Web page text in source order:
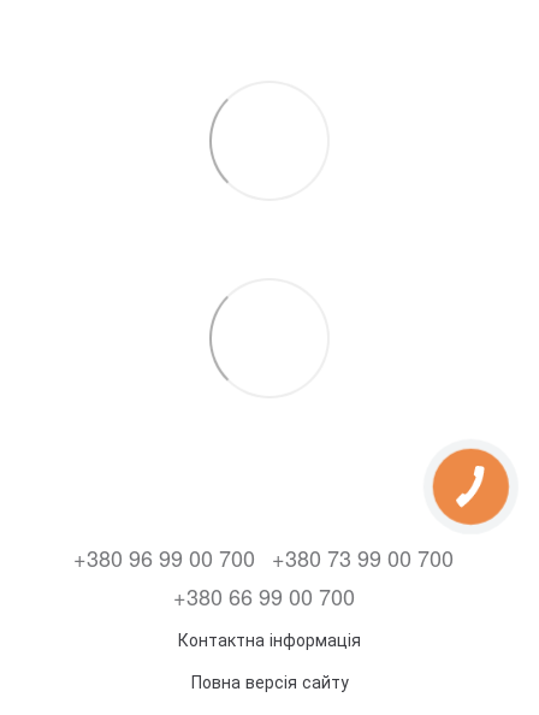
+380 96 99 00 700
+380 73 99 00 700
+380 66 99 00 700
Контактна інформація
Повна версія сайту